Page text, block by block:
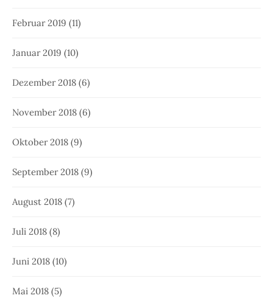
Februar 2019 (11)
Januar 2019 (10)
Dezember 2018 (6)
November 2018 (6)
Oktober 2018 (9)
September 2018 (9)
August 2018 (7)
Juli 2018 (8)
Juni 2018 (10)
Mai 2018 (5)